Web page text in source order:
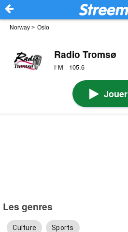
Norway > Oslo
Radio Tromsø
FM · 105.6
Jouer
Les genres
Culture Sports